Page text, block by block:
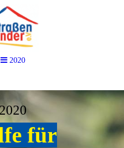
für
2020